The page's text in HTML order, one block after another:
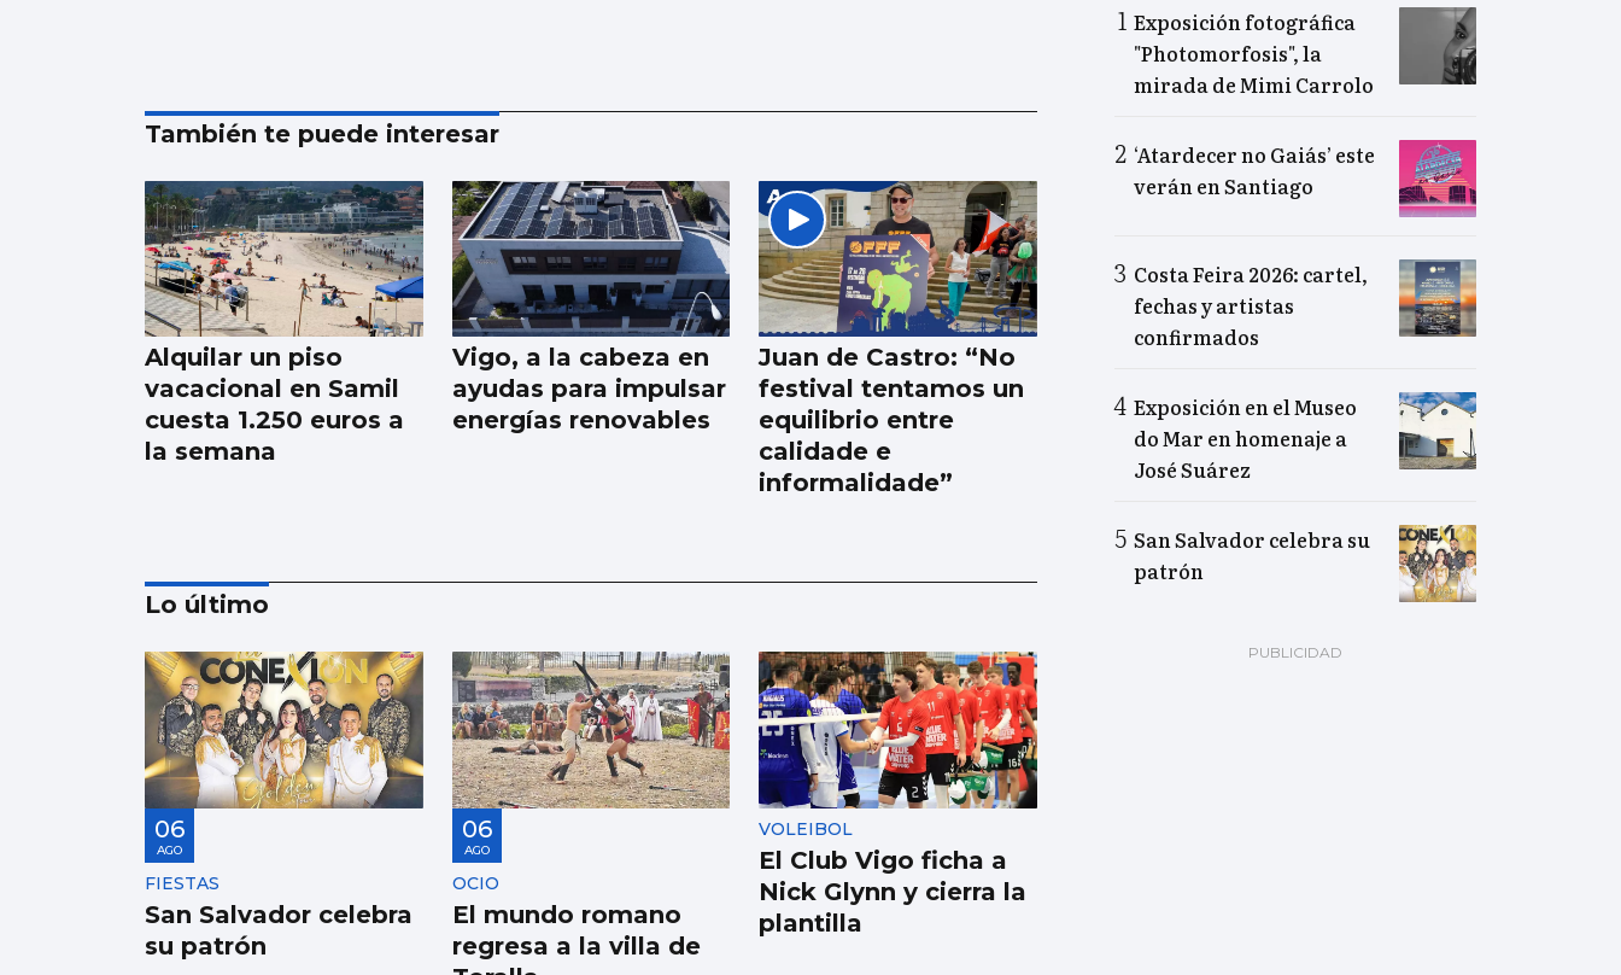
También te puede interesar
Alquilar un piso
vacacional en Samil
cuesta 1.250 euros a
la semana
Vigo, a la cabeza en
ayudas para impulsar
energías renovables
Juan de Castro: “No
festival tentamos un
equilibrio entre
calidade e
informalidade”
SANIDAD
Pacientes de Vigo
participan en un
estudio sobre
hemodiálisis
Lo último
06
AGO
FIESTAS
San Salvador celebra
su patrón
06
AGO
OCIO
El mundo romano
regresa a la villa de
VOLEIBOL
El Club Vigo ficha a
Nick Glynn y cierra la
plantilla
Exposición fotográfica
"Photomorfosis", la
mirada de Mimi Carrolo
‘Atardecer no Gaiás’ este
verán en Santiago
Costa Feira 2026: cartel,
fechas y artistas
confirmados
Exposición en el Museo
do Mar en homenaje a
José Suárez
San Salvador celebra su
patrón